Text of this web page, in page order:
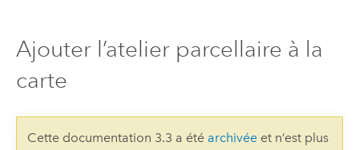
Ajouter l’atelier parcellaire à la
carte
Cette documentation 3.3 a été archivéeet n’est plus